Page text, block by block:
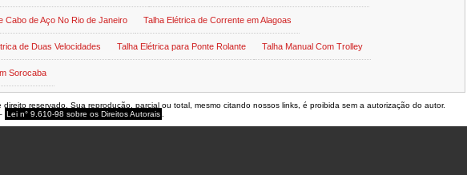
Cabo de Aço No Rio de Janeiro Talha Elétrica de Corrente em Alagoas
de Duas Velocidades Talha Elétrica para Ponte Rolante Talha Manual Com Trolley
Sorocaba
direito reservado. Sua reprodução, parcial ou total, mesmo citando nossos links, é proibida sem a autorização do autor.
Lei n° 9.610-98 sobre os Direitos Autorais.